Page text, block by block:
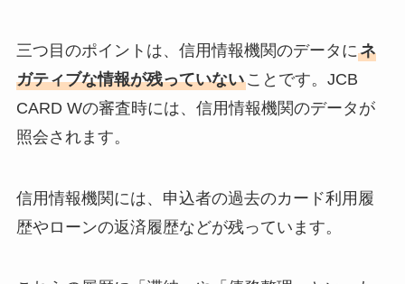
三つ目のポイントは、信用情報機関のデータにネ
ガティブな情報が残っていないことです。JCB
CARD Wの審査時には、信用情報機関のデータが
照会されます。
信用情報機関には、申込者の過去のカード利用履
歴やローンの返済履歴などが残っています。